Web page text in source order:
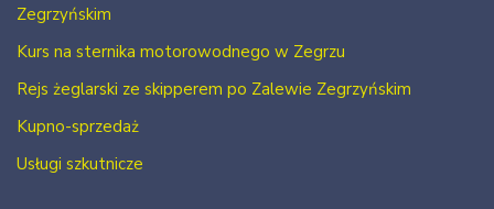
Zegrzyńskim
Kurs na sternika motorowodnego w Zegrzu
Rejs żeglarski ze skipperem po Zalewie Zegrzyńskim
Kupno-sprzedaż
Usługi szkutnicze